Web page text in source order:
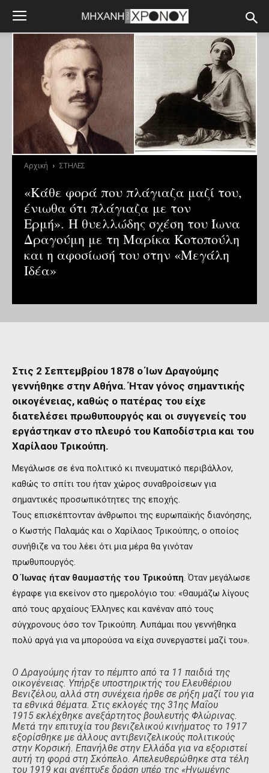
Αρχική ΣΤΗΛΕΣ
«Κάθε φορά που πλάγιαζα μαζί του,
ένιωθα ότι πλάγιαζα με τον
Ερμή». Η θυελλώδης σχέση του Ίωνα
Δραγούμη με τη Μαρίκα Κοτοπούλη
και η αφοσίωσή του στην «Μεγάλη
Ιδέα»
Στις 2 Σεπτεμβρίου 1878 ο Ίων Δραγούμης
γεννήθηκε στην Αθήνα. Ήταν γόνος σημαντικής
οικογένειας, καθώς ο πατέρας του είχε
διατελέσει πρωθυπουργός και οι συγγενείς του
εργάστηκαν στο πλευρό του Καποδίστρια και του
Χαρίλαου Τρικούπη.
Μεγάλωσε σε ένα πολιτικό κι πνευματικό περιβάλλον,
καθώς το σπίτι του ήταν χώρος συναθροίσεων για
σημαντικές προσωπικότητες της εποχής.
Τους επισκέπτονταν άνθρωποι της ευρωπαϊκής διανόησης,
ο Κωστής Παλαμάς και ο Χαρίλαος Τρικούπης, ο οποίος
συνήθιζε να του λέει ότι μια μέρα θα γινόταν
πρωθυπουργός.
Ο Ίωνας ήταν θαυμαστής του Τρικούπη. Όταν μεγάλωσε
έγραφε για εκείνον στο ημερολόγιο του: «Θαυμάζω λίγους
από τους αρχαίους Έλληνες και κανέναν από τους
σύγχρονους όσο τον Τρικούπη. Λυπάμαι που γεννήθηκα
πολύ αργά για να μπορούσα να είχα συνεργαστεί μαζί του».
Ο Δραγούμης ήταν το πέμπτο από τα 11 παιδιά της
οικογένειας. Υπήρξε υποστηρικτής του Ελευθέριου
Βενιζέλου, αλλά στη συνέχεια ήρθε σε ρήξη μαζί του για
τα εθνικά θέματα. Στις εκλογές της 31ης Μαΐου
1915 εκλέχθηκε ανεξάρτητος βουλευτής Φλώρινας.
Μετά την επιτυχία του βενιζελικού κινήματος το 1917
εξορίσθηκε με άλλους αντιβενιζελικούς πολιτικούς
στην Κορσική. Επανήλθε στην Ελλάδα για να εξοριστεί
αυτή τη φορά στη Σκόπελο. Απελευθερώθηκε στα τέλη
του 1919 και ανέπτυξε δράση υπέρ της «Ηνωμένης